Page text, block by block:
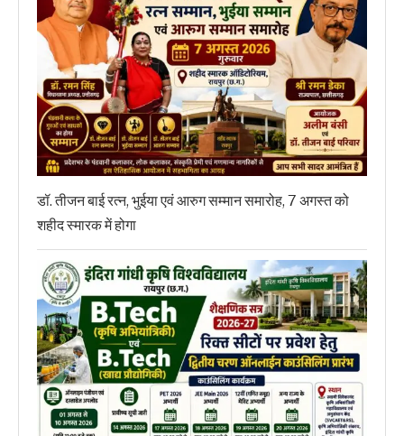
डॉ. तीजन बाई रत्न, भुईया एवं आरुग सम्मान समारोह, 7 अगस्त को
शहीद स्मारक में होगा